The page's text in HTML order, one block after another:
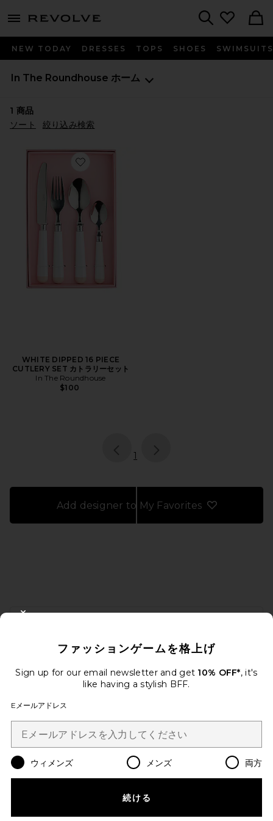
menu - shows more content
NEW TODAY DRESSES TOPS SHOES SWIMSUITS
In The Roundhouse ホーム
1 商品
ソート
絞り込み検索
Favorite WHITE DIPPED 16 PIECE CUTLERY SET カト
WHITE DIPPED 16 PIECE
CUTLERY SET カトラリーセット
In The Roundhouse
$100
page
1
Add designer to My Favorites
FOOTER
メールを送信することにより、当社のニュースレターに登録。いつで
Email Address
Change Country Regions
ja USD
ファッションゲームを格上げ
Sign up for our email newsletter and get 10% OFF*, it's
like having a stylish BFF.
Eメールアドレス
ウィメンズ メンズ 両方
続ける